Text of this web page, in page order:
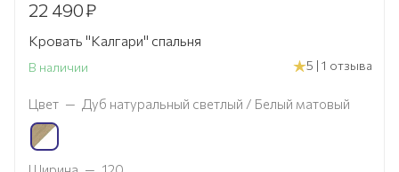
22 490₽
Кровать "Калгари" спальня
В наличии 5 | 1 отзыва
Цвет — Дуб натуральный светлый / Белый матовый